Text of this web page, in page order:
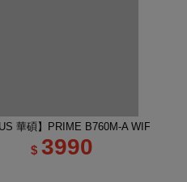
主機板華碩】PRIME B760M-A WIFI-CSM
$ 3990